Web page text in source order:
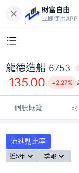
財富自由
立即使用APP
龍德造船 6753
135.00 2.27%
個股概覽
流速動比率
近5年 季報